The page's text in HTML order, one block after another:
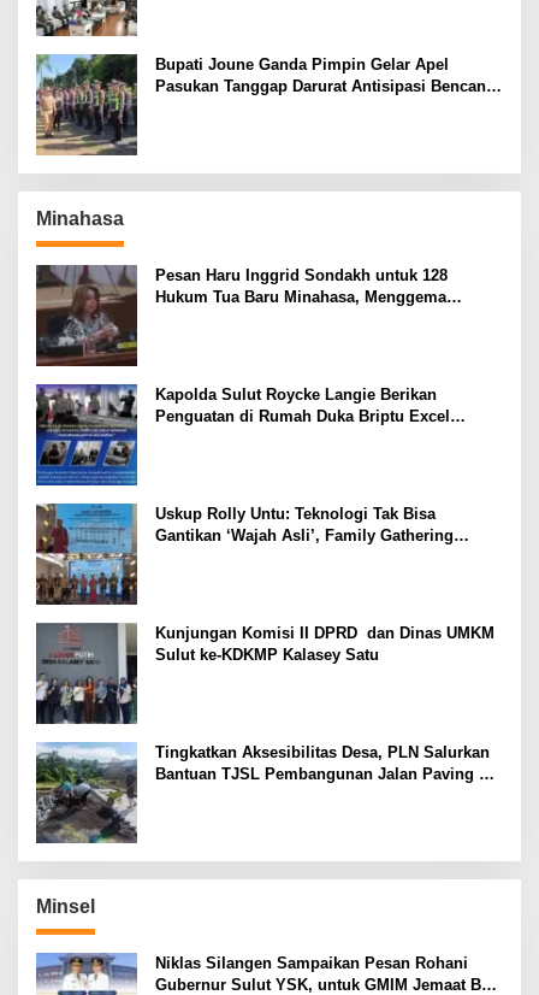
Bupati Joune Ganda Pimpin Gelar Apel
Pasukan Tanggap Darurat Antisipasi Bencana
Minahasa
Pesan Haru Inggrid Sondakh untuk 128
Hukum Tua Baru Minahasa, Menggema
Kapolda Sulut Roycke Langie Berikan
Penguatan di Rumah Duka Briptu Excel
Uskup Rolly Untu: Teknologi Tak Bisa
Gantikan ‘Wajah Asli’, Family Gathering
Kunjungan Komisi II DPRD dan Dinas UMKM
Sulut ke-KDKMP Kalasey Satu
Tingkatkan Aksesibilitas Desa, PLN Salurkan
Bantuan TJSL Pembangunan Jalan Paving di
Minsel
Niklas Silangen Sampaikan Pesan Rohani
Gubernur Sulut YSK, untuk GMIM Jemaat Bait